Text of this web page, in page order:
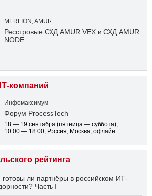
MERLION ,AMUR
Ресстровые СХД AMUR VEX и СХД AMUR
NODE
компаний
Инфомаксимум
Форум ProcessTech
18 — 19 сентября (пятница — суббота),
10:00 — 18:00, Россия, Москва, офлайн
рейтинга
готовы ли партнёры в российском ИТ-
Часть I